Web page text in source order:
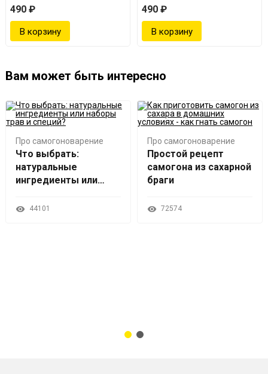
490 ₽
490 ₽
Вам может быть интересно
Про самогоноварение
Что выбрать:
натуральные
ингредиенты или
специй?
44101
Про самогоноварение
Простой рецепт
самогона из сахарной
браги
72574